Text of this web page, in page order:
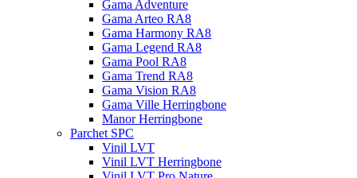
Gama Adventure
Gama Arteo RA8
Gama Harmony RA8
Gama Legend RA8
Gama Pool RA8
Gama Trend RA8
Gama Vision RA8
Gama Ville Herringbone
Manor Herringbone
Parchet SPC
Vinil LVT
Vinil LVT Herringbone